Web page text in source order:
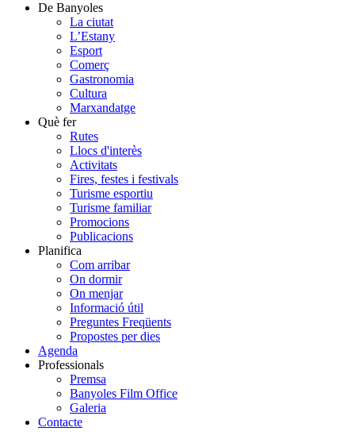
De Banyoles
La ciutat
L’Estany
Esport
Comerç
Gastronomia
Cultura
Marxandatge
Què fer
Rutes
Llocs d'interès
Activitats
Fires, festes i festivals
Turisme esportiu
Turisme familiar
Promocions
Publicacions
Planifica
Com arribar
On dormir
On menjar
Informació útil
Preguntes Freqüents
Propostes per dies
Agenda
Professionals
Premsa
Banyoles Film Office
Galeria
Contacte